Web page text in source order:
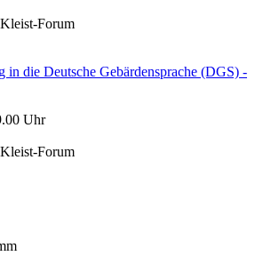
Forum
in die Deutsche Gebärdensprache (DGS) -
Uhr
Forum